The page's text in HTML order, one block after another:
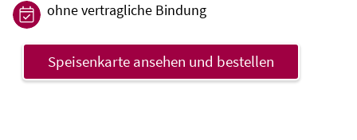
ohne vertragliche Bindung
Speisenkarte ansehen und bestellen